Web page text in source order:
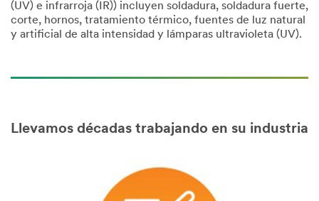
(UV) e infrarroja (IR)) incluyen soldadura, soldadura fuerte,
corte, hornos, tratamiento térmico, fuentes de luz natural
y artificial de alta intensidad y lámparas ultravioleta (UV).
Llevamos décadas trabajando en su industria